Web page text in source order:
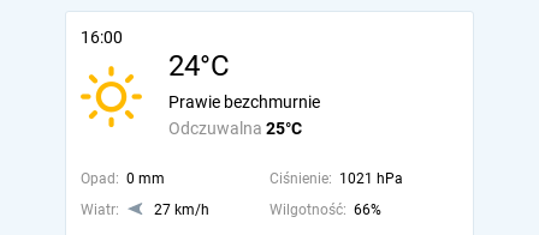
16:00
24°C
Odczuwalna 25°C
Prawie bezchmurnie
Opad: 0 mm Ciśnienie: 1021 hPa
Wiatr:
27 km/h Wilgotność: 66%